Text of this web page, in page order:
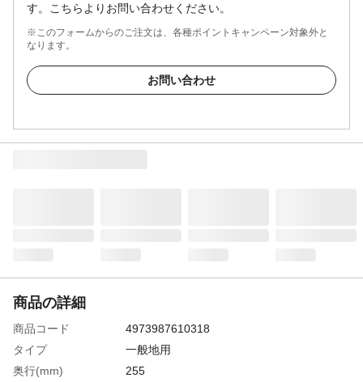
す。こちらよりお問い合わせください。
※このフォームからのご注文は、各種ポイントキャンペーン対象外と
なります。
お問い合わせ
商品の詳細
商品コード
4973987610318
タイプ
一般地用
奥行(mm)
255